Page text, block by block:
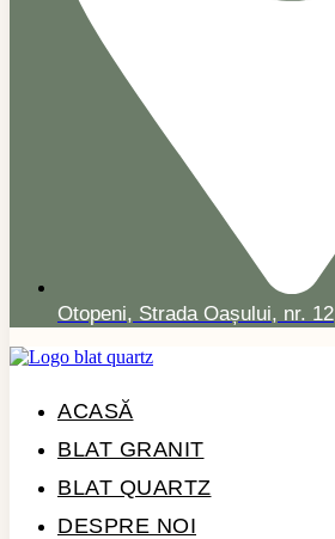
Otopeni, Strada Oașului, nr. 12
ACASĂ
BLAT GRANIT
BLAT QUARTZ
DESPRE NOI